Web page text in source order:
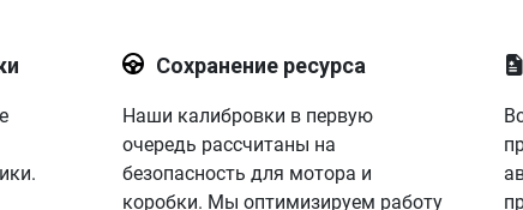
Сохранение ресурса
Наши калибровки в первую
очередь рассчитаны на
безопасность для мотора и
коробки. Мы оптимизируем работу